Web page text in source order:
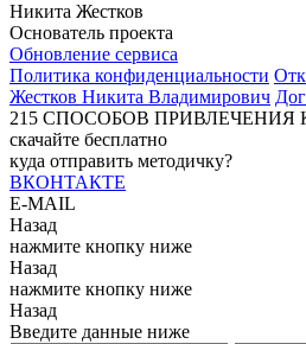
Никита Жестков
Основатель проекта
Обновление сервиса
Политика конфиденциальности
Жестков Никита Владимирович
215 СПОСОБОВ ПРИВЛЕЧЕНИЯ
скачайте бесплатно
куда отправить методичку?
ВКОНТАКТЕ
E-MAIL
Назад
нажмите кнопку ниже
Назад
нажмите кнопку ниже
Назад
Введите данные ниже